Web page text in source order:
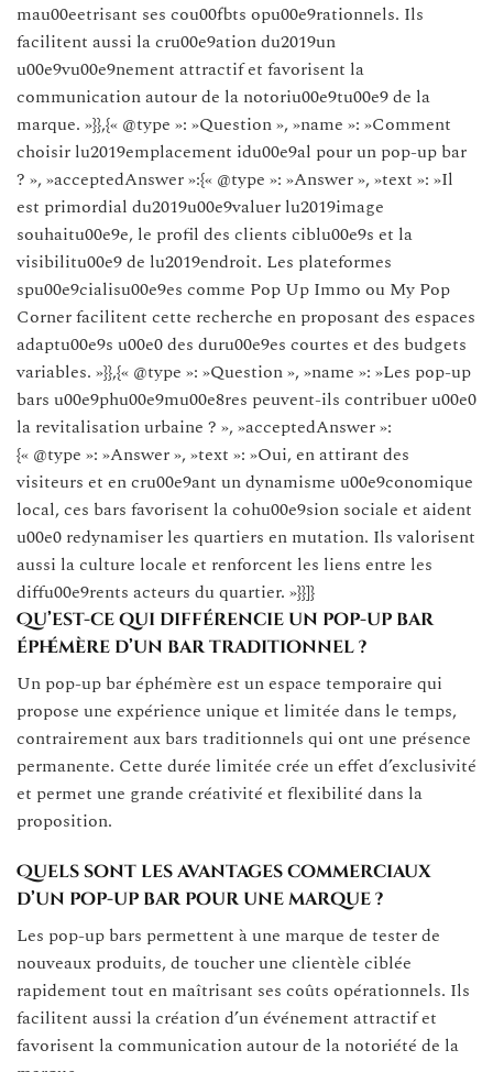
mau00eetrisant ses cou00fbts opu00e9rationnels. Ils
facilitent aussi la cru00e9ation du2019un
u00e9vu00e9nement attractif et favorisent la
communication autour de la notoriu00e9tu00e9 de la
marque. »}},{« @type »: »Question », »name »: »Comment
choisir lu2019emplacement idu00e9al pour un pop-up bar
? », »acceptedAnswer »:{« @type »: »Answer », »text »: »Il
est primordial du2019u00e9valuer lu2019image
souhaitu00e9e, le profil des clients ciblu00e9s et la
visibilitu00e9 de lu2019endroit. Les plateformes
spu00e9cialisu00e9es comme Pop Up Immo ou My Pop
Corner facilitent cette recherche en proposant des espaces
adaptu00e9s u00e0 des duru00e9es courtes et des budgets
variables. »}},{« @type »: »Question », »name »: »Les pop-up
bars u00e9phu00e9mu00e8res peuvent-ils contribuer u00e0
la revitalisation urbaine ? », »acceptedAnswer »:
{« @type »: »Answer », »text »: »Oui, en attirant des
visiteurs et en cru00e9ant un dynamisme u00e9conomique
local, ces bars favorisent la cohu00e9sion sociale et aident
u00e0 redynamiser les quartiers en mutation. Ils valorisent
aussi la culture locale et renforcent les liens entre les
diffu00e9rents acteurs du quartier. »}}]}
Qu’est-ce qui différencie un pop-up bar
éphémère d’un bar traditionnel ?
Un pop-up bar éphémère est un espace temporaire qui
propose une expérience unique et limitée dans le temps,
contrairement aux bars traditionnels qui ont une présence
permanente. Cette durée limitée crée un effet d’exclusivité
et permet une grande créativité et flexibilité dans la
proposition.
Quels sont les avantages commerciaux
d’un pop-up bar pour une marque ?
Les pop-up bars permettent à une marque de tester de
nouveaux produits, de toucher une clientèle ciblée
rapidement tout en maîtrisant ses coûts opérationnels. Ils
facilitent aussi la création d’un événement attractif et
favorisent la communication autour de la notoriété de la